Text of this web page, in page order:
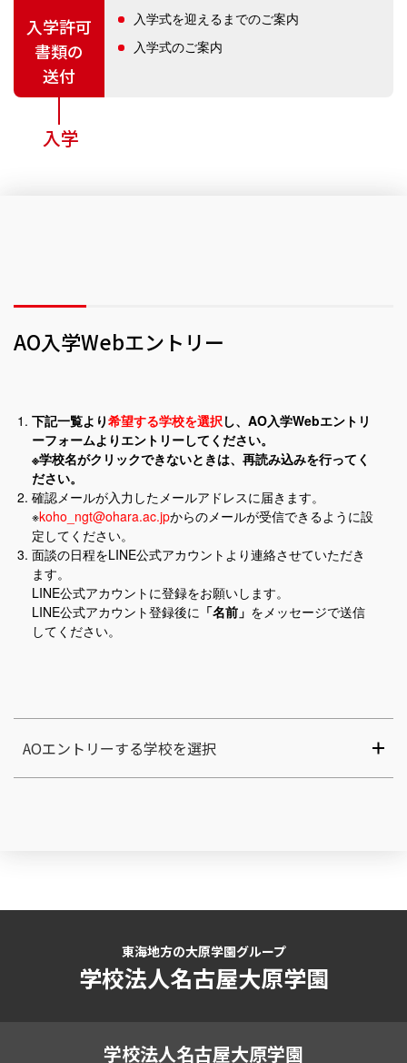
入学許可
書類の
送付
入学式を迎えるまでのご案内
入学式のご案内
入学
AO入学Webエントリー
下記一覧より希望する学校を選択 し、AO入学Webエントリ
ーフォームよりエントリーしてください。
※学校名がクリックできないときは、再読み込みを行ってく
ださい。
確認メールが入力したメールアドレスに届きます。
※koho_ngt@ohara.ac.jpからのメールが受信できるように設
定してください。
面談の日程をLINE公式アカウントより連絡させていただき
ます。
LINE公式アカウントに登録をお願いします。
LINE公式アカウント登録後に 「名前」 をメッセージで送信
してください。
AOエントリーする学校を選択
東海地方の大原学園グループ
学校法人名古屋大原学園
学校法人名古屋大原学園